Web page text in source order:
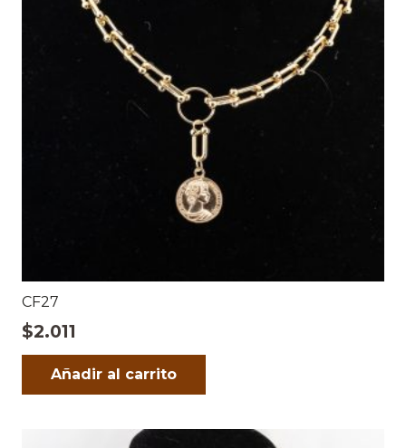
CF27
$2.011
Añadir al carrito